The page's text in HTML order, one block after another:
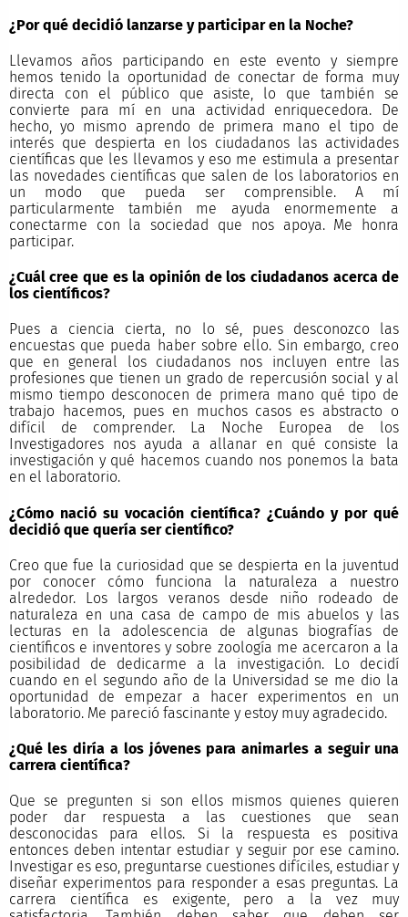
¿Por qué decidió lanzarse y participar en la Noche?
Llevamos años participando en este evento y siempre
hemos tenido la oportunidad de conectar de forma muy
directa con el público que asiste, lo que también se
convierte para mí en una actividad enriquecedora. De
hecho, yo mismo aprendo de primera mano el tipo de
interés que despierta en los ciudadanos las actividades
científicas que les llevamos y eso me estimula a presentar
las novedades científicas que salen de los laboratorios en
un modo que pueda ser comprensible. A mí
particularmente también me ayuda enormemente a
conectarme con la sociedad que nos apoya. Me honra
participar.
¿Cuál cree que es la opinión de los ciudadanos acerca de
los científicos?
Pues a ciencia cierta, no lo sé, pues desconozco las
encuestas que pueda haber sobre ello. Sin embargo, creo
que en general los ciudadanos nos incluyen entre las
profesiones que tienen un grado de repercusión social y al
mismo tiempo desconocen de primera mano qué tipo de
trabajo hacemos, pues en muchos casos es abstracto o
difícil de comprender. La Noche Europea de los
Investigadores nos ayuda a allanar en qué consiste la
investigación y qué hacemos cuando nos ponemos la bata
en el laboratorio.
¿Cómo nació su vocación científica? ¿Cuándo y por qué
decidió que quería ser científico?
Creo que fue la curiosidad que se despierta en la juventud
por conocer cómo funciona la naturaleza a nuestro
alrededor. Los largos veranos desde niño rodeado de
naturaleza en una casa de campo de mis abuelos y las
lecturas en la adolescencia de algunas biografías de
científicos e inventores y sobre zoología me acercaron a la
posibilidad de dedicarme a la investigación. Lo decidí
cuando en el segundo año de la Universidad se me dio la
oportunidad de empezar a hacer experimentos en un
laboratorio. Me pareció fascinante y estoy muy agradecido.
¿Qué les diría a los jóvenes para animarles a seguir una
carrera científica?
Que se pregunten si son ellos mismos quienes quieren
poder dar respuesta a las cuestiones que sean
desconocidas para ellos. Si la respuesta es positiva
entonces deben intentar estudiar y seguir por ese camino.
Investigar es eso, preguntarse cuestiones difíciles, estudiar y
diseñar experimentos para responder a esas preguntas. La
carrera científica es exigente, pero a la vez muy